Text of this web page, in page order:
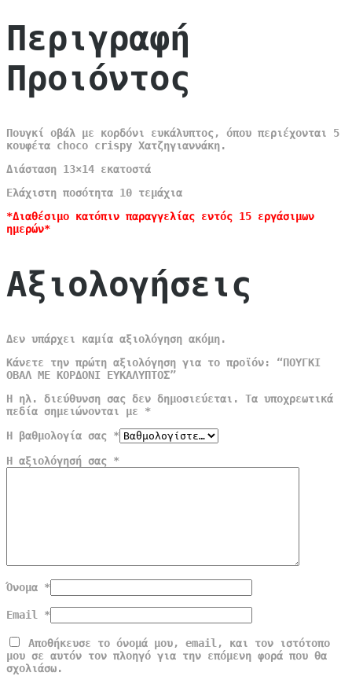
Περιγραφή
Προιόντος
Πουγκί οβάλ με κορδόνι ευκάλυπτος, όπου περιέχονται 5
κουφέτα choco crispy Χατζηγιαννάκη.
Διάσταση 13×14 εκατοστά
Ελάχιστη ποσότητα 10 τεμάχια
*Διαθέσιμο κατόπιν παραγγελίας εντός 15 εργάσιμων
ημερών*
Αξιολογήσεις
Δεν υπάρχει καμία αξιολόγηση ακόμη.
Κάνετε την πρώτη αξιολόγηση για το προϊόν: “ΠΟΥΓΚΙ
ΟΒΑΛ ΜΕ ΚΟΡΔΟΝΙ ΕΥΚΑΛΥΠΤΟΣ”
Η ηλ. διεύθυνση σας δεν δημοσιεύεται.
Τα υποχρεωτικά
πεδία σημειώνονται με *
Η βαθμολογία σας *
Η αξιολόγησή σας *
Όνομα *
Email *
Αποθήκευσε το όνομά μου, email, και τον ιστότοπο
μου σε αυτόν τον πλοηγό για την επόμενη φορά που θα
σχολιάσω.